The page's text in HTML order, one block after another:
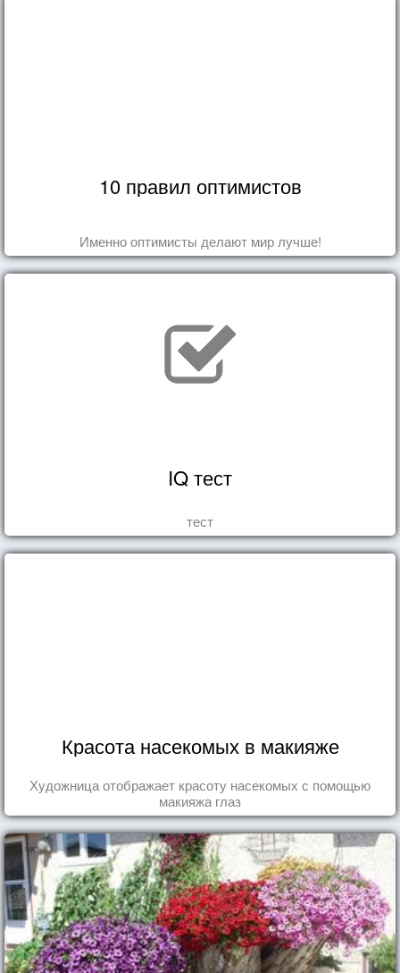
10 правил оптимистов
Именно оптимисты делают мир лучше!
IQ тест
тест
Красота насекомых в макияже
Художница отображает красоту насекомых с помощью
макияжа глаз